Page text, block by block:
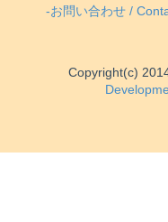
-お問い合わせ /
Copyright(c)